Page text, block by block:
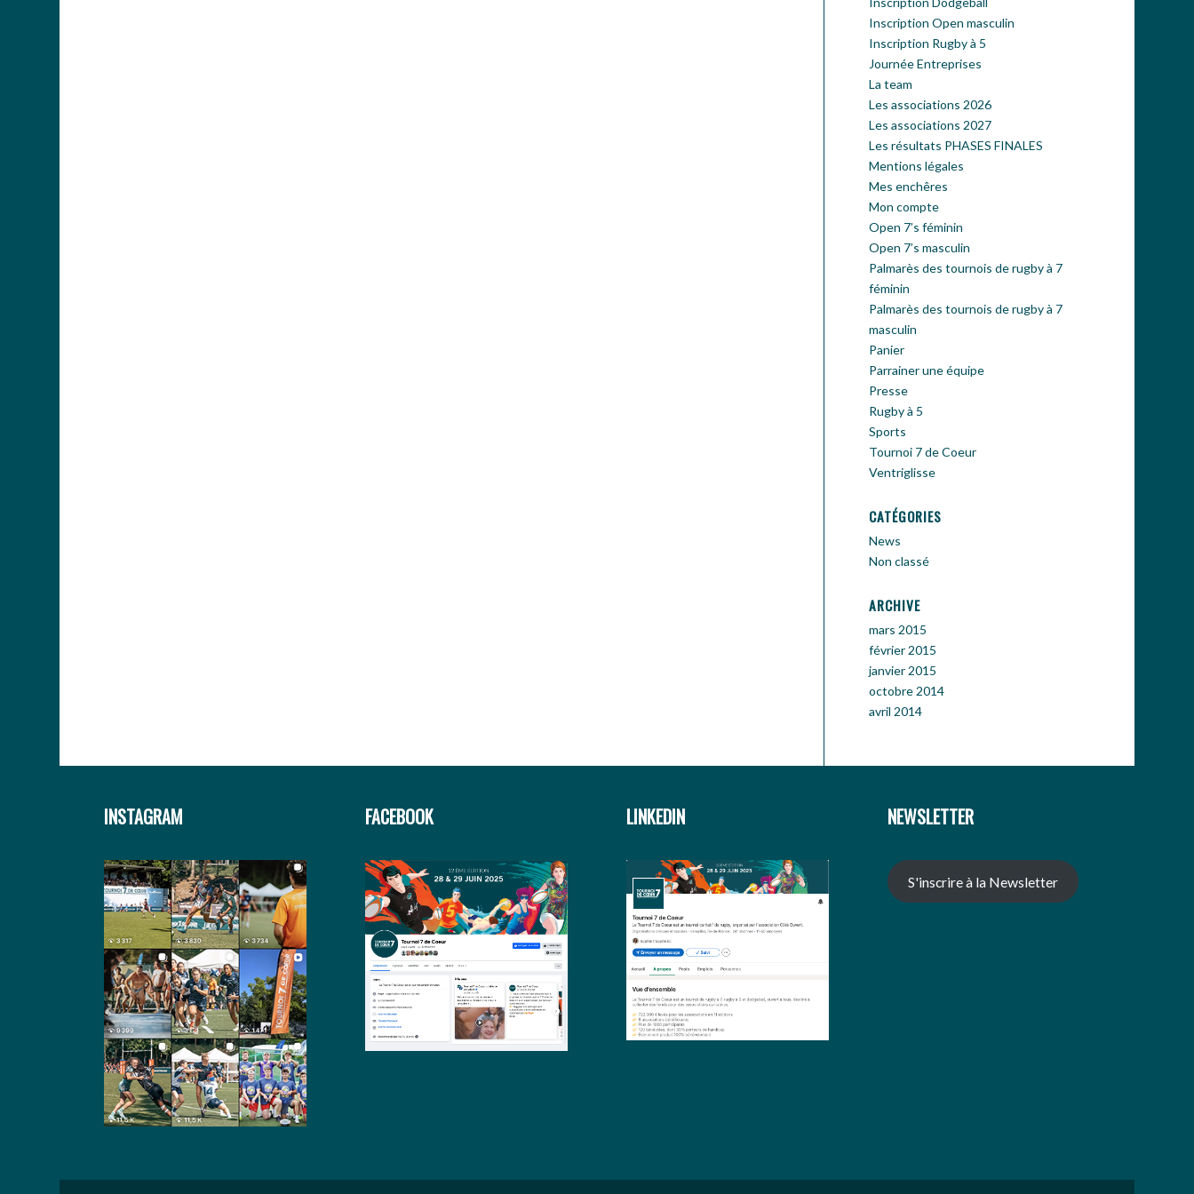
Inscription Open masculin
Inscription Rugby à 5
Journée Entreprises
La team
Les associations 2026
Les associations 2027
Les résultats PHASES FINALES
Mentions légales
Mes enchêres
Mon compte
Open 7’s féminin
Open 7’s masculin
Palmarès des tournois de rugby à 7
féminin
Palmarès des tournois de rugby à 7
masculin
Panier
Parrainer une équipe
Presse
Rugby à 5
Sports
Tournoi 7 de Coeur
Ventriglisse
CATÉGORIES
News
Non classé
ARCHIVE
mars 2015
février 2015
janvier 2015
octobre 2014
avril 2014
INSTAGRAM FACEBOOK LINKEDIN NEWSLETTER
S'inscrire à la Newsletter